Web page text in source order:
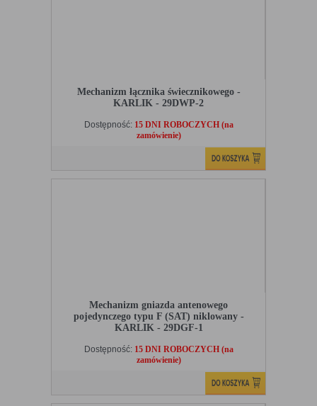
Mechanizm łącznika świecznikowego -
KARLIK - 29DWP-2
Dostępność: 15 DNI ROBOCZYCH (na
zamówienie)
Mechanizm gniazda antenowego
pojedynczego typu F (SAT) niklowany -
KARLIK - 29DGF-1
Dostępność: 15 DNI ROBOCZYCH (na
zamówienie)